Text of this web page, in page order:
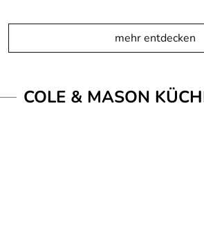
mehr entdecken
COLE & MASON